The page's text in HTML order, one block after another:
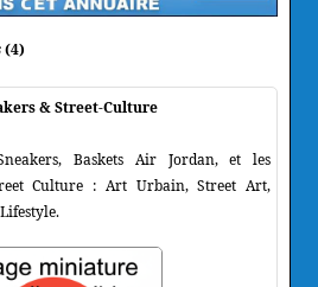
(4)
& Street-Culture
Baskets Air Jordan, et les
Culture : Art Urbain, Street Art,